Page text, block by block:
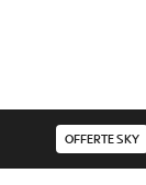
OFFERTE SKY